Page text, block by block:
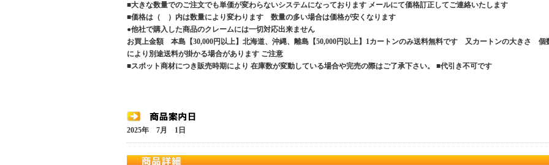
■大きな数量でのご注文でも単価が変わらないシステムになっております メールにて価格訂正してご連絡いたします
■価格は（ ）内は数量により変わります 数量の多い場合は価格が安くなります
●他社で購入した商品のクレームには一切対応出来ません
お買上金額 本島【30,000円以上】北海道、沖縄、離島【50,000円以上】1カートンのみ送料無料です 又カートンの大きさ 個
により別途送料が掛かる場合があります ご注意
■スポット商材につき販売時期により 在庫数が変動している場合や完売の際はご了承下さい。 ■代引き不可です
2025年 7月 1日